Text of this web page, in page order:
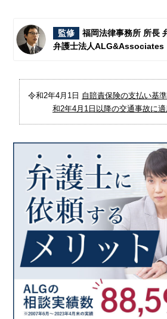
監修
福岡法律事務所 所長
弁護士法人ALG&Associates
令和2年4月1日 自賠責保険の支払い基
和2年4月1日以降の交通事故に